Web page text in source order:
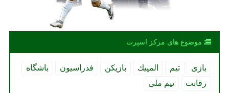
موضوع های مركز اسپرت
بازی تیم المپیك بازیكن فدراسیون
باشگاه
رقابت
تیم ملی